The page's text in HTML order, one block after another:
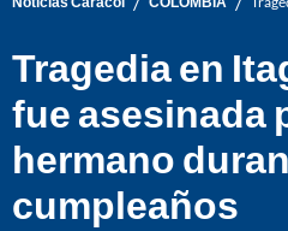
Tragedia en
fue asesinada
hermano
cumpleaños